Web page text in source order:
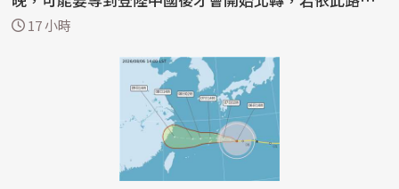
徑，最快今天下半...
17 小時